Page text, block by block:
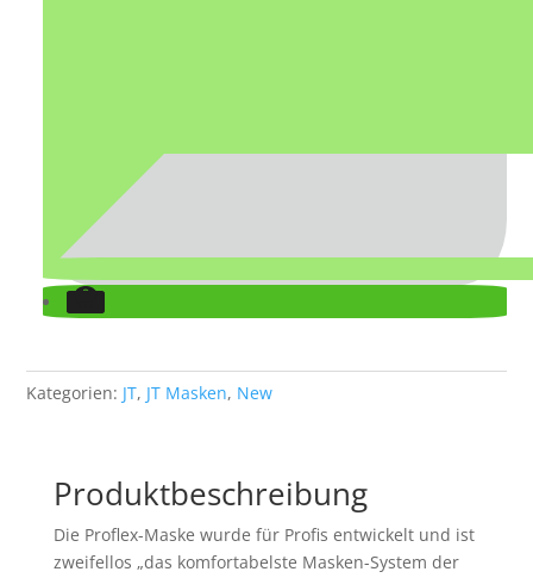
Kategorien: JT, JT Masken, New
Produktbeschreibung
Die Proflex-Maske wurde für Profis entwickelt und ist
zweifellos „das komfortabelste Masken-System der